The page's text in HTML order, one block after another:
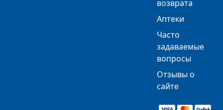
возврата
Аптеки
Часто
задаваемые
вопросы
Отзывы о
сайте